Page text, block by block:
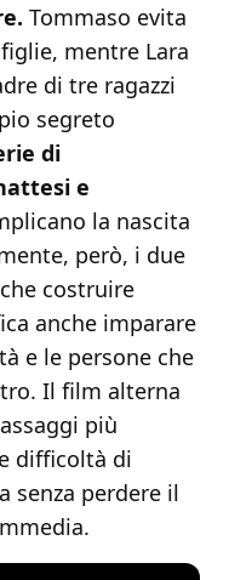
Tommaso evita
mentre Lara
di tre ragazzi
segreto
di
e
la nascita
però, i due
costruire
anche imparare
e le persone che
Il film alterna
più
difficoltà di
senza perdere il